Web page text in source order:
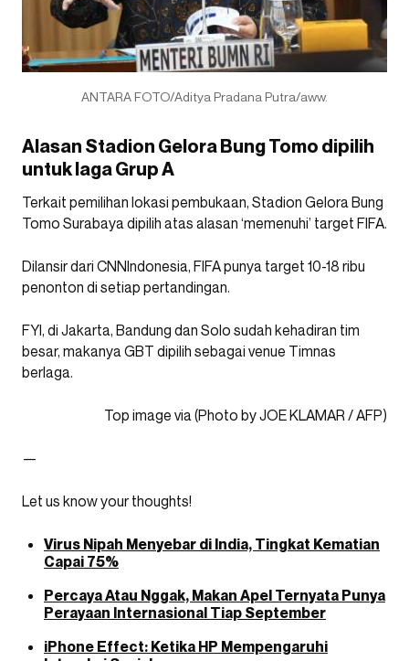
ANTARA FOTO/Aditya Pradana Putra/aww.
Alasan Stadion Gelora Bung Tomo dipilih
untuk laga Grup A
Terkait pemilihan lokasi pembukaan, Stadion Gelora Bung
Tomo Surabaya dipilih atas alasan ‘memenuhi’ target FIFA.
Dilansir dari CNNIndonesia, FIFA punya target 10-18 ribu
penonton di setiap pertandingan.
FYI, di Jakarta, Bandung dan Solo sudah kehadiran tim
besar, makanya GBT dipilih sebagai venue Timnas
berlaga.
Top image via (Photo by JOE KLAMAR / AFP)
—
Let us know your thoughts!
Virus Nipah Menyebar di India, Tingkat Kematian
Capai 75%
Percaya Atau Nggak, Makan Apel Ternyata Punya
Perayaan Internasional Tiap September
iPhone Effect: Ketika HP Mempengaruhi